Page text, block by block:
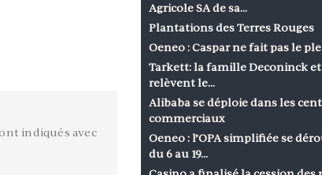
indiqués avec
Agricole SA de sa…
Plantations des Terres Rouges
Oeneo : Caspar ne fait pas le
Tarkett: la famille Deconinck
relèvent le…
Alibaba se déploie dans les
commerciaux
Oeneo : l’OPA simplifiée se
du 6 au 19…